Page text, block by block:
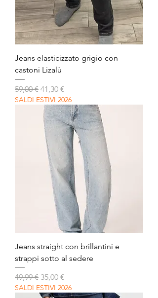
Jeans elasticizzato grigio con
castoni Lizalù
Prezzo regolare
59,00 € Prezzo scontato
41,30 €
SALDI ESTIVI 2026
Jeans straight con brillantini e
strappi sotto al sedere
Prezzo regolare
49,99 € Prezzo scontato
35,00 €
SALDI ESTIVI 2026